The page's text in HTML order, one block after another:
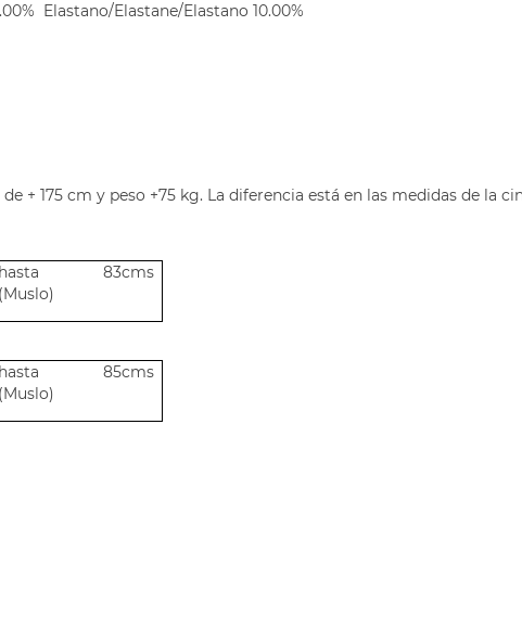
Elastano/Elastane/Elastano 10.00%
+ 175 cm y peso +75 kg. La diferencia está en las medidas de la
hasta 83cms
(Muslo)
hasta 85cms
(Muslo)